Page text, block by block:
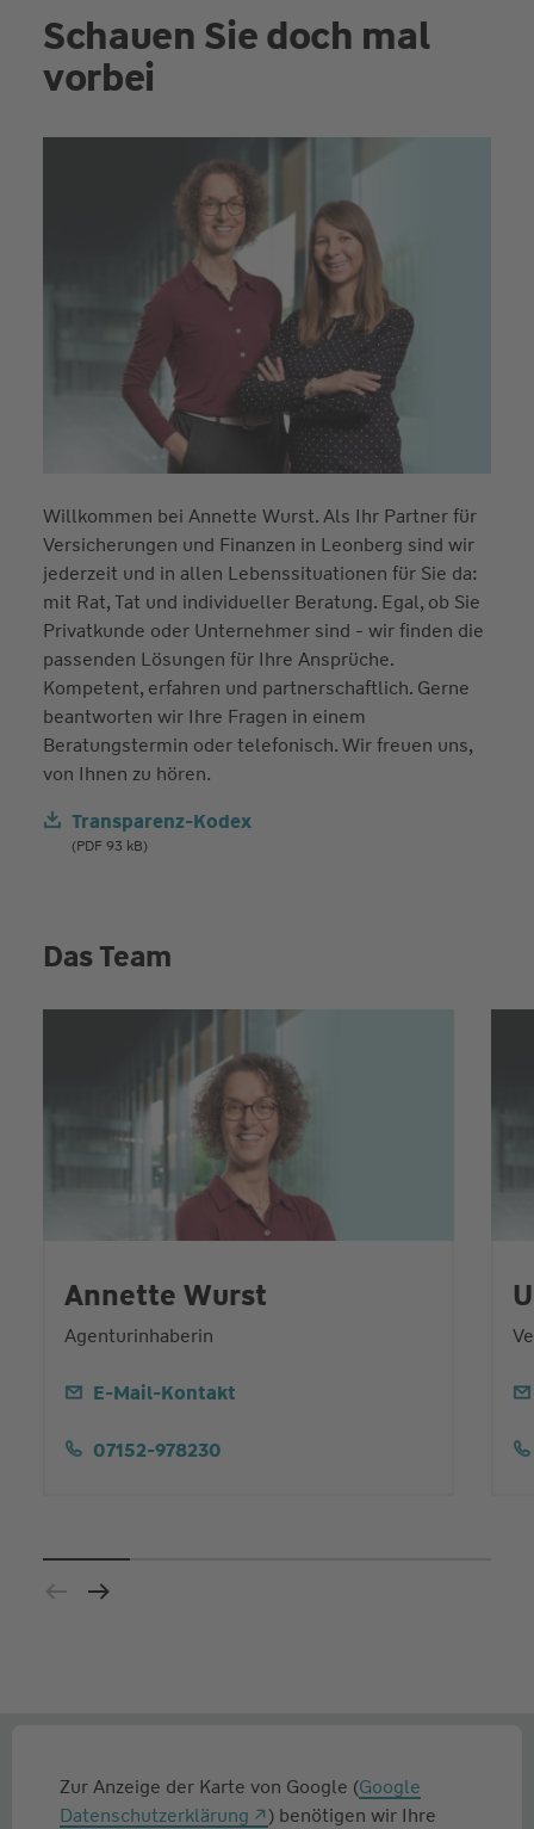
Schauen Sie doch mal
vorbei
Willkommen bei Annette Wurst. Als Ihr Partner für
Versicherungen und Finanzen in Leonberg sind wir
jederzeit und in allen Lebenssituationen für Sie da:
mit Rat, Tat und individueller Beratung. Egal, ob Sie
Privatkunde oder Unternehmer sind - wir finden die
passenden Lösungen für Ihre Ansprüche.
Kompetent, erfahren und partnerschaftlich. Gerne
beantworten wir Ihre Fragen in einem
Beratungstermin oder telefonisch. Wir freuen uns,
von Ihnen zu hören.
Transparenz-Kodex
(PDF 93 kB)
Das Team
Annette Wurst
Agenturinhaberin
E-Mail-Kontakt
07152-978230
Zur Anzeige der Karte von Google (Google
Datenschutzerklärung
) benötigen wir Ihre